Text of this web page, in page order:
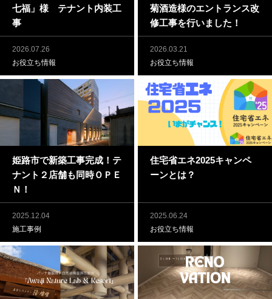
七福」様 テナント内装工
事
2026.07.26
お役立ち情報
菊酒造様のエントランス改
修工事を行いました！
2026.03.21
お役立ち情報
姫路市で新築工事完成！テ
ナント２店舗も同時ＯＰＥ
Ｎ！
2025.12.04
施工事例
住宅省エネ2025キャンペ
ーンとは？
2025.06.24
お役立ち情報